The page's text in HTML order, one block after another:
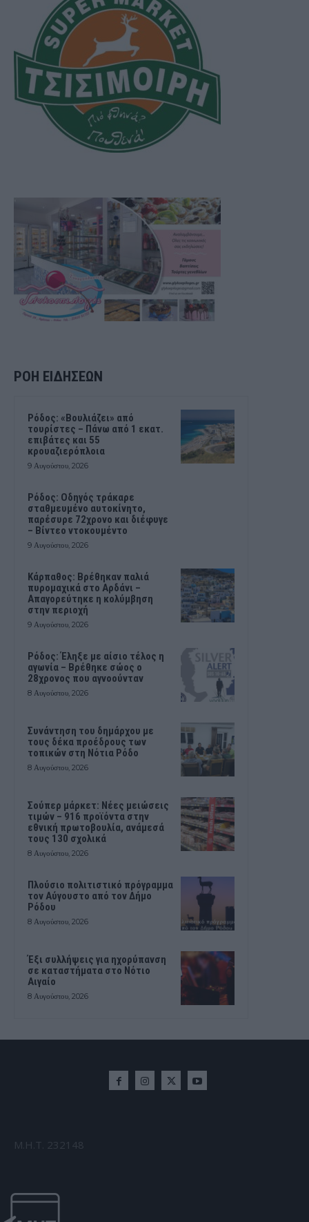
ΡΟΗ ΕΙΔΗΣΕΩΝ
Ρόδος: «Βουλιάζει» από
τουρίστες – Πάνω από 1 εκατ.
επιβάτες και 55
κρουαζιερόπλοια
9 Αυγούστου, 2026
Ρόδος: Οδηγός τράκαρε
σταθμευμένο αυτοκίνητο,
παρέσυρε 72χρονο και διέφυγε
– Βίντεο ντοκουμέντο
9 Αυγούστου, 2026
Κάρπαθος: Βρέθηκαν παλιά
πυρομαχικά στο Αρδάνι –
Απαγορεύτηκε η κολύμβηση
στην περιοχή
9 Αυγούστου, 2026
Ρόδος: Έληξε με αίσιο τέλος η
αγωνία – Βρέθηκε σώος ο
28χρονος που αγνοούνταν
8 Αυγούστου, 2026
Συνάντηση του δημάρχου με
τους δέκα προέδρους των
τοπικών στη Νότια Ρόδο
8 Αυγούστου, 2026
Σούπερ μάρκετ: Νέες μειώσεις
τιμών – 916 προϊόντα στην
εθνική πρωτοβουλία, ανάμεσά
τους 130 σχολικά
8 Αυγούστου, 2026
Πλούσιο πολιτιστικό πρόγραμμα
τον Αύγουστο από τον Δήμο
Ρόδου
8 Αυγούστου, 2026
Έξι συλλήψεις για ηχορύπανση
σε καταστήματα στο Νότιο
Αιγαίο
8 Αυγούστου, 2026
Μ.Η.Τ. 232148